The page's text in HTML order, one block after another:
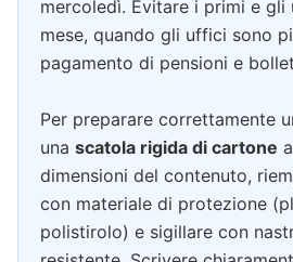
mercoledì. Evitare i primi e gli
mese, quando gli uffici sono
pagamento di pensioni e
Per preparare correttamente
una scatola rigida di cartone
dimensioni del contenuto,
con materiale di protezione
polistirolo) e sigillare con